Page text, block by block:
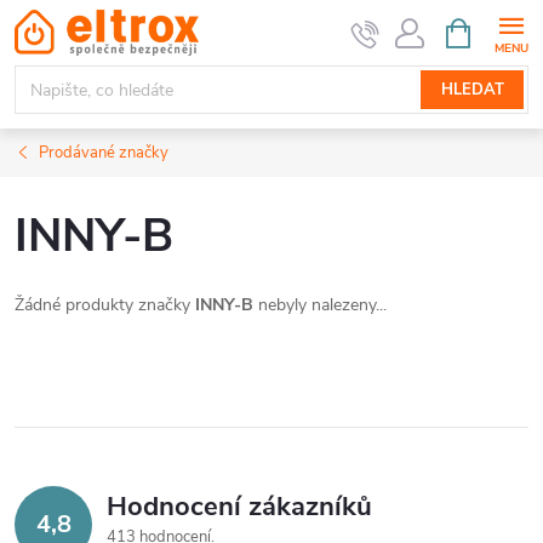
Přejít
na
obsah
HLEDAT
NÁKUPNÍ
KOŠÍK
Prodávané značky
INNY-B
Žádné produkty značky INNY-B nebyly nalezeny...
4,8 Hodnocení zákazníků
413 hodnocení